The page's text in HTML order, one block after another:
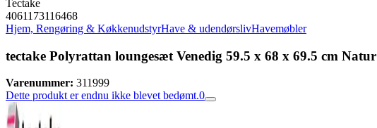
Tectake
4061173116468
Hjem, Rengøring & KøkkenudstyrHave & udendørslivHavemøbler
tectake Polyrattan loungesæt Venedig 59.5 x 68 x 69.5 cm Natur
Varenummer: 311999
Dette produkt er endnu ikke blevet bedømt.0